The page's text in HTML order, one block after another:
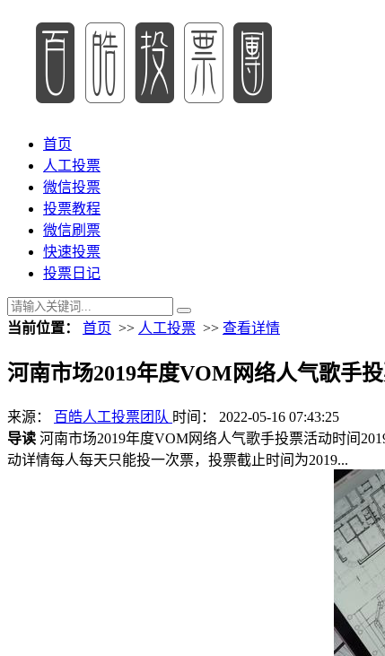
首页
人工投票
微信投票
投票教程
微信刷票
快速投票
投票日记
当前位置： 首页 >> 人工投票 >> 查看详情
河南市场2019年度VOM网络人气歌手
来源： 百皓人工投票团队 时间： 2022-05-16 07:43:25
导读 河南市场2019年度VOM网络人气歌手投票活动时间
动详情每人每天只能投一次票，投票截止时间为2019...